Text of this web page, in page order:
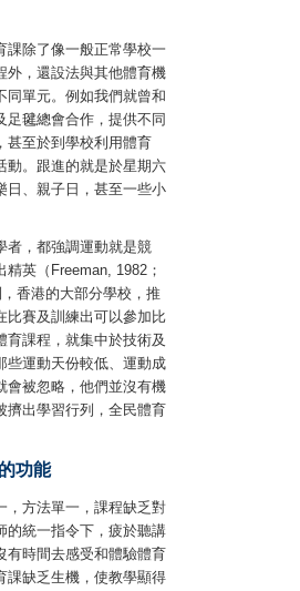
課除了像一般正常學校一
外，還設法與其他體育機
同單元。例如我們就曾和
足毽總會合作，提供不同
甚至於到學校利用體育
動。跟進的就是於星期六
日、親子日，甚至一些小
者，都強調運動就是競
英（Freeman, 1982；
香港的大部分學校，推
比賽及訓練出可以參加比
育課程，就集中於技術及
些運動天份較低、運動成
會被忽略，他們並沒有機
擠出學習行列，全民體育
功能
，方法單一，課程缺乏對
的統一指令下，疲於聽講
有時間去感受和體驗體育
課缺乏生機，使教學顯得